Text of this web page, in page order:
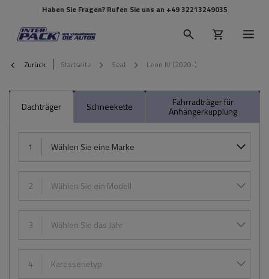
Haben Sie Fragen? Rufen Sie uns an +49 32213249035
Zurück Startseite Seat Leon IV (2020-)
Dachträger Schneekette Fahrradträger für
Anhängerkupplung
1 Wählen Sie eine Marke
2 Wählen Sie ein Modell
3 Wählen Sie das Jahr
4 Karosserietyp